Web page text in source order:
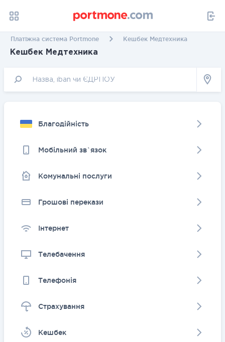
Платіжна система Portmone Кешбек Медтехника
Кешбек Медтехника
Благодійність
Мобільний зв`язок
Комунальні послуги
Грошовi перекази
Інтернет
Телебачення
Телефонія
Страхування
Kешбек